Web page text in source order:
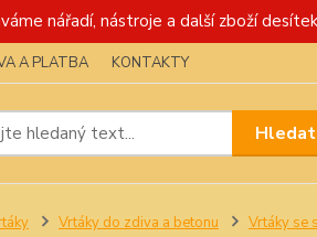
nářadí, nástroje a další zboží desítek
A PLATBA KONTAKTY
Hledat
Vrtáky do zdiva a betonu Vrtáky se